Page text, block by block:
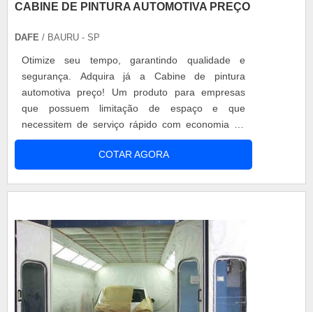
CABINE DE PINTURA AUTOMOTIVA PREÇO
DAFE / BAURU - SP
Otimize seu tempo, garantindo qualidade e
segurança. Adquira já a Cabine de pintura
automotiva preço! Um produto para empresas
que possuem limitação de espaço e que
necessitem de serviço rápido com economia de
mão de obra. Confira os benefícios: Com a
Cabine de pintura automotiva preço a nevoa de
pulverização não se espalha pelo ambiente;
o proce...
COTAR AGORA